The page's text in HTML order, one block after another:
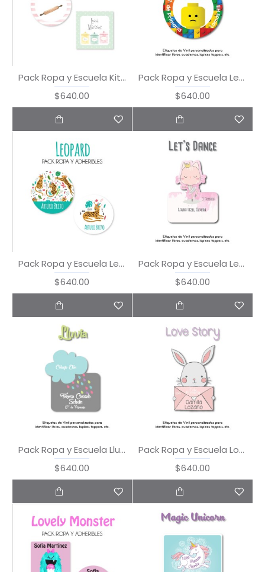
Pack Ropa y Escuela Kitchen
$640.00
Pack Ropa y Escuela Lego
$640.00
Pack Ropa y Escuela Leopard
$640.00
Pack Ropa y Escuela Let's Dance
$640.00
Pack Ropa y Escuela Lluvia
$640.00
Pack Ropa y Escuela Love Story
$640.00